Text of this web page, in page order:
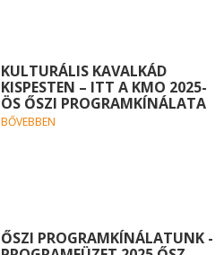
KULTURÁLIS KAVALKÁD
KISPESTEN – ITT A KMO 2025-
ÖS ŐSZI PROGRAMKÍNÁLATA
BŐVEBBEN
ŐSZI PROGRAMKÍNÁLATUNK -